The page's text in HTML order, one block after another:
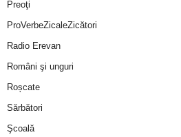
Preoţi
ProVerbeZicaleZicători
Radio Erevan
Români şi unguri
Roșcate
Sărbători
Şcoală